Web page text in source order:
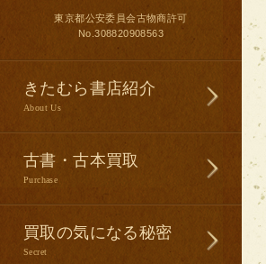
東京都公安委員会古物商許可
No.308820908563
きたむら書店紹介
About Us
古書・古本買取
Purchase
買取の気になる秘密
Secret